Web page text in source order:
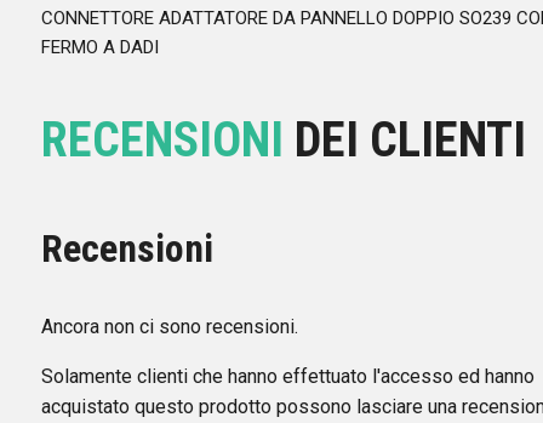
CONNETTORE ADATTATORE DA PANNELLO DOPPIO SO239
FERMO A DADI
RECENSIONI DEI CLIENTI
Recensioni
Ancora non ci sono recensioni.
Solamente clienti che hanno effettuato l'accesso ed hanno
acquistato questo prodotto possono lasciare una